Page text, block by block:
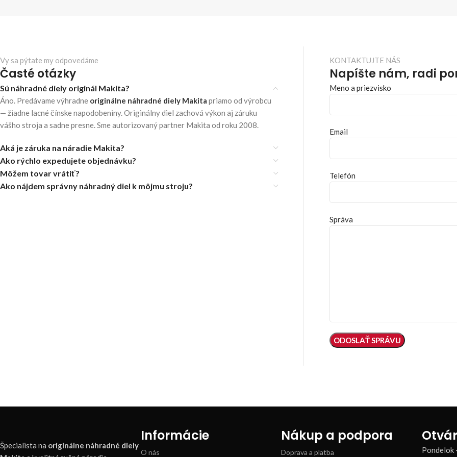
Vy sa pýtate my odpovedáme
Časté otázky
Sú náhradné diely originál Makita?
Áno. Predávame výhradne originálne náhradné diely Makita priamo od výrobcu
— žiadne lacné čínske napodobeniny. Originálny diel zachová výkon aj záruku
vášho stroja a sadne presne. Sme autorizovaný partner Makita od roku 2008.
Aká je záruka na náradie Makita?
Ako rýchlo expedujete objednávku?
Môžem tovar vrátiť?
Ako nájdem správny náhradný diel k môjmu stroju?
KONTAKTUJTE NÁS
Napíšte nám, radi
Meno a priezvisko
Email
Telefón
Správa
Špecialista na originálne náhradné diely
Informácie
O nás
Nákup a podpora
Doprava a platba Pondelok